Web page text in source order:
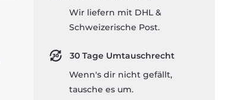
Wir liefern mit DHL &
Schweizerische Post.
30 Tage Umtauschrecht
Wenn's dir nicht gefällt,
tausche es um.